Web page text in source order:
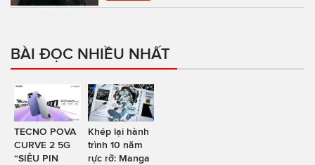
BÀI ĐỌC NHIỀU NHẤT
TECNO POVA
CURVE 2 5G
“SIÊU PIN
Khép lại hành
trình 10 năm
rực rỡ: Manga